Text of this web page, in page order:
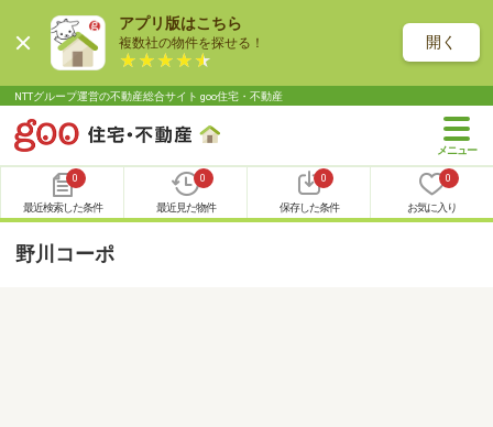
アプリ版はこちら
複数社の物件を探せる！ 開く
NTTグループ運営の不動産総合サイト goo住宅・不動産
0
最近検索した条件
0
最近見た物件
0
保存した条件
0
お気に入り
野川コーポ